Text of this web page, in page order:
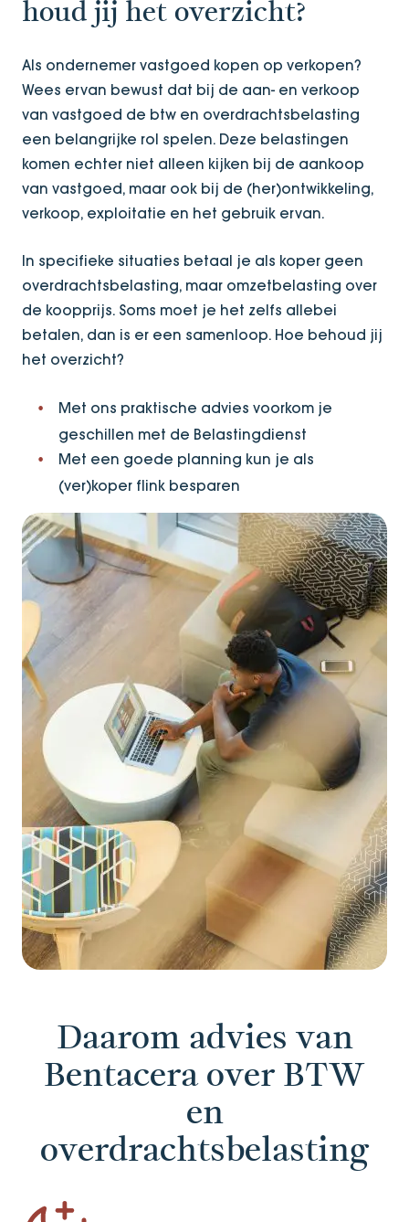
houd jij het overzicht?
Als ondernemer vastgoed kopen op verkopen?
Wees ervan bewust dat bij de aan- en verkoop
van vastgoed de btw en overdrachtsbelasting
een belangrijke rol spelen. Deze belastingen
komen echter niet alleen kijken bij de aankoop
van vastgoed, maar ook bij de (her)ontwikkeling,
verkoop, exploitatie en het gebruik ervan.
In specifieke situaties betaal je als koper geen
overdrachtsbelasting, maar omzetbelasting over
de koopprijs. Soms moet je het zelfs allebei
betalen, dan is er een samenloop. Hoe behoud jij
het overzicht?
Met ons praktische advies voorkom je
geschillen met de Belastingdienst
Met een goede planning kun je als
(ver)koper flink besparen
Daarom advies van
Bentacera over BTW
en
overdrachtsbelasting